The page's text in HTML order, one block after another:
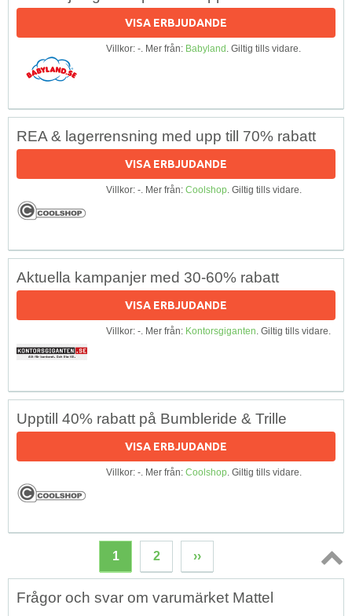
VISA ERBJUDANDE
Villkor: -. Mer från: Babyland. Giltig tills vidare.
REA & lagerrensning med upp till 70% rabatt
VISA ERBJUDANDE
Villkor: -. Mer från: Coolshop. Giltig tills vidare.
Aktuella kampanjer med 30-60% rabatt
VISA ERBJUDANDE
Villkor: -. Mer från: Kontorsgiganten. Giltig tills vidare.
Upptill 40% rabatt på Bumbleride & Trille
VISA ERBJUDANDE
Villkor: -. Mer från: Coolshop. Giltig tills vidare.
1 2 ››
Topp
Frågor och svar om varumärket Mattel